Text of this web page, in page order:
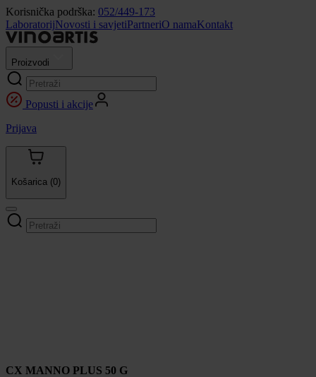
Korisnička podrška: 052/449-173
LaboratorijNovosti i savjetiPartneriO namaKontakt
Proizvodi
Popusti i akcije
Prijava
Košarica (0)
CX MANNO PLUS 50 G